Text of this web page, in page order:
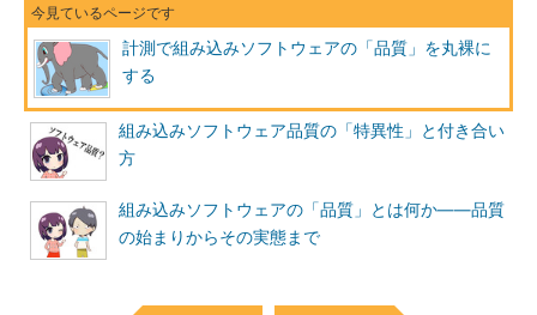
計測で組み込みソフトウェアの「品質」を丸裸に
する
組み込みソフトウェア品質の「特異性」と付き合い
方
組み込みソフトウェアの「品質」とは何か――品質
の始まりからその実態まで